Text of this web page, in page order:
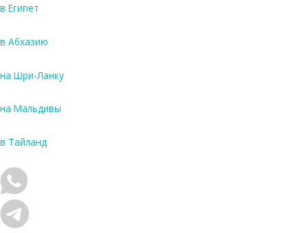
в Египет
в Абхазию
на Шри-Ланку
на Мальдивы
в Тайланд